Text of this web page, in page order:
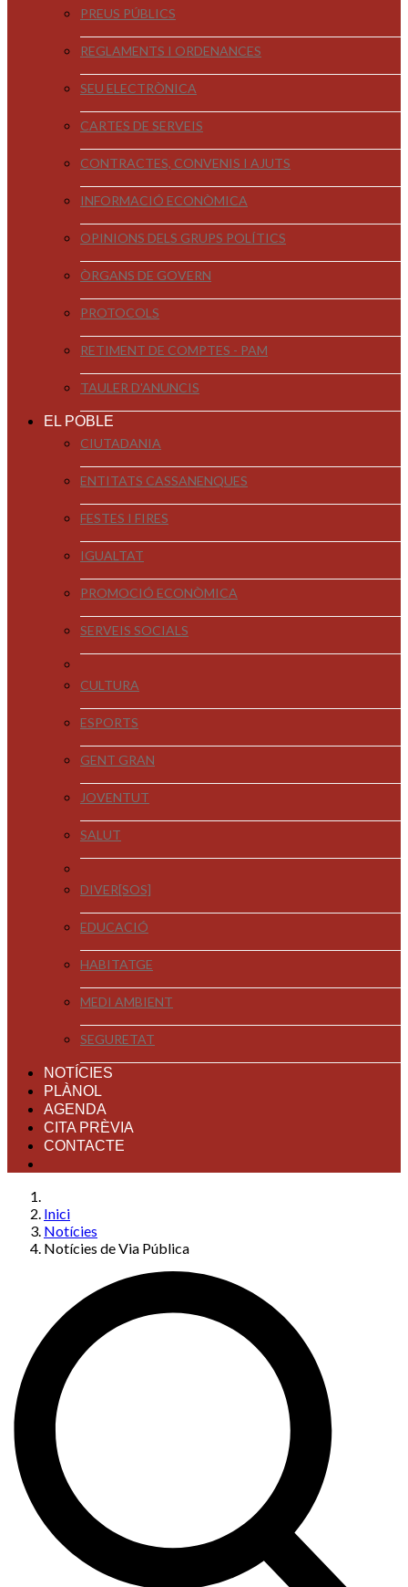
PREUS PÚBLICS
REGLAMENTS I ORDENANCES
SEU ELECTRÒNICA
CARTES DE SERVEIS
CONTRACTES, CONVENIS I AJUTS
INFORMACIÓ ECONÒMICA
OPINIONS DELS GRUPS POLÍTICS
ÒRGANS DE GOVERN
PROTOCOLS
RETIMENT DE COMPTES - PAM
TAULER D'ANUNCIS
EL POBLE
CIUTADANIA
ENTITATS CASSANENQUES
FESTES I FIRES
IGUALTAT
PROMOCIÓ ECONÒMICA
SERVEIS SOCIALS
CULTURA
ESPORTS
GENT GRAN
JOVENTUT
SALUT
DIVER[SOS]
EDUCACIÓ
HABITATGE
MEDI AMBIENT
SEGURETAT
NOTÍCIES
PLÀNOL
AGENDA
CITA PRÈVIA
CONTACTE
Inici
Notícies
Notícies de Via Pública